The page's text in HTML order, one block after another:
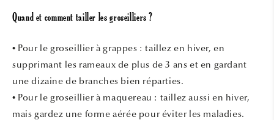
Quand et comment tailler les groseilliers ?
• Pour le groseillier à grappes : taillez en hiver, en
supprimant les rameaux de plus de 3 ans et en gardant
une dizaine de branches bien réparties.
• Pour le groseillier à maquereau : taillez aussi en hiver,
mais gardez une forme aérée pour éviter les maladies.